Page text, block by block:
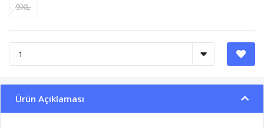
9XL
Ürün Açıklaması